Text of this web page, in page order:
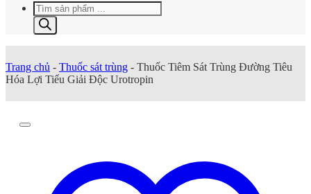
Tìm
kiếm
sản
phẩm
Trang chủ - Thuốc sát trùng - Thuốc Tiêm Sát Trùng Đường Tiêu
Hóa Lợi Tiểu Giải Độc Urotropin